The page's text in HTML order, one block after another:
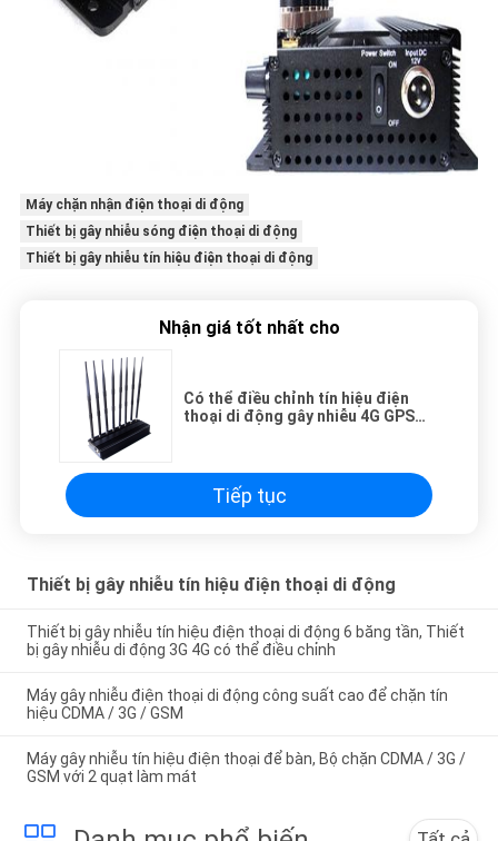
Máy chặn nhận điện thoại di động
Thiết bị gây nhiễu sóng điện thoại di động
Thiết bị gây nhiễu tín hiệu điện thoại di động
Nhận giá tốt nhất cho
Có thể điều chỉnh tín hiệu điện
thoại di động gây nhiễu 4G GPS
Tiếp tục
Thiết bị gây nhiễu tín hiệu điện thoại di động
Thiết bị gây nhiễu tín hiệu điện thoại di động 6 băng tần, Thiết
bị gây nhiễu di động 3G 4G có thể điều chỉnh
Máy gây nhiễu điện thoại di động công suất cao để chặn tín
hiệu CDMA / 3G / GSM
Máy gây nhiễu tín hiệu điện thoại để bàn, Bộ chặn CDMA / 3G /
GSM với 2 quạt làm mát